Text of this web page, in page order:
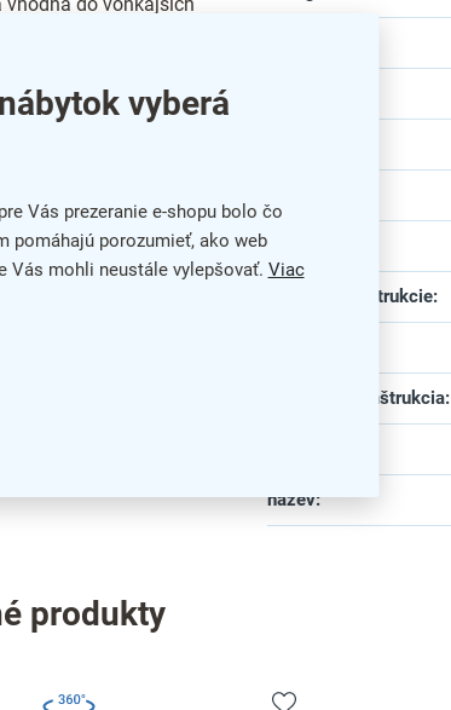
vyberá
Vás prezeranie e-shopu bolo čo
pomáhajú porozumieť, ako web
Vás mohli neustále vylepšovať. Viac
Materiál konštrukcie:
Skladacia konštrukcia:
nazev:
produkty